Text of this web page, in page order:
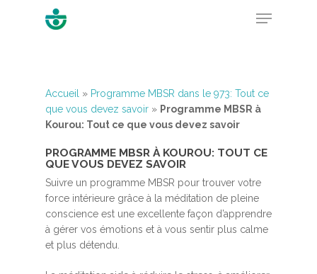
Hit enter to search or ESC to close
Accueil » Programme MBSR dans le 973: Tout ce
que vous devez savoir » Programme MBSR à
Kourou: Tout ce que vous devez savoir
PROGRAMME MBSR À KOUROU: TOUT CE
QUE VOUS DEVEZ SAVOIR
Suivre un programme MBSR pour trouver votre
force intérieure grâce à la méditation de pleine
conscience est une excellente façon d’apprendre
à gérer vos émotions et à vous sentir plus calme
et plus détendu.